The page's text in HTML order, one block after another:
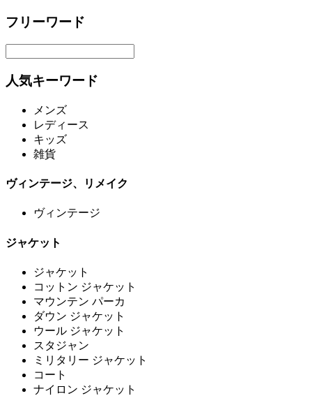
フリーワード
人気キーワード
メンズ
レディース
キッズ
雑貨
ヴィンテージ、リメイク
ヴィンテージ
ジャケット
ジャケット
コットン ジャケット
マウンテン パーカ
ダウン ジャケット
ウール ジャケット
スタジャン
ミリタリー ジャケット
コート
ナイロン ジャケット